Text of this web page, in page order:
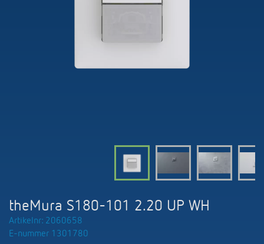
Närvaro- och rörelsedetektor
LED strålkastare
DALI-2 Beslysningsstyrning
Bryt & dimning LED
Referenser
Jobb och karriär
Miljö
Design
Internationell försäljning
LUXORliving
theMura S180-101 2.20 UP WH
Artikelnr: 2060658
E-nummer 1301780